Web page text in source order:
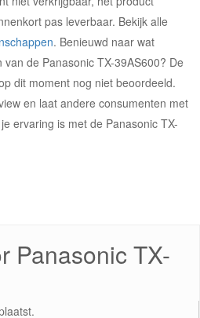
pas leverbaar. Bekijk alle
. Benieuwd naar wat
de Panasonic TX-39AS600? De
dit moment nog niet beoordeeld.
en laat andere consumenten met
ervaring is met de Panasonic TX-
Panasonic TX-